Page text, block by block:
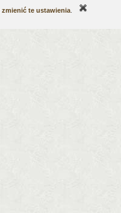
zmienić te ustawienia